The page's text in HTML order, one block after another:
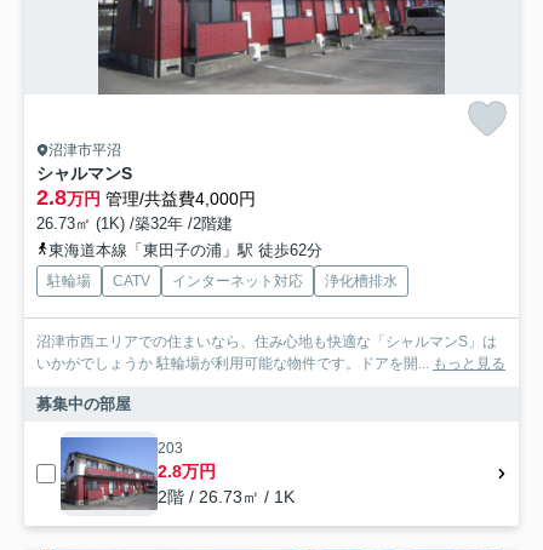
沼津市平沼
シャルマンS
2.8万円 管理/共益費4,000円
26.73㎡ (1K) /築32年 /2階建
東海道本線「東田子の浦」駅 徒歩62分
駐輪場 CATV インターネット対応 浄化槽排水
沼津市西エリアでの住まいなら、住み心地も快適な「シャルマンS」は
いかがでしょうか 駐輪場が利用可能な物件です。ドアを開... もっと見る
募集中の部屋
203
2.8万円
2階 / 26.73㎡ / 1K